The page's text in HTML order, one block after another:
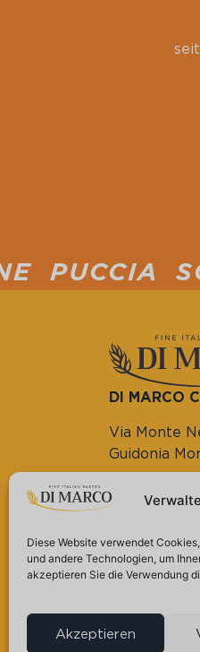
Diese Website verwendet
und andere Technologien, um
akzeptieren Sie die Verwendung
Akzeptieren
DI MARCO
Via Monte
Guidonia
Tel. (+39)
(+39)